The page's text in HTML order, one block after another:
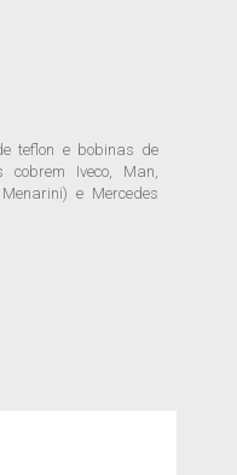
teflon e bobinas de
cobrem Iveco, Man,
e Mercedes